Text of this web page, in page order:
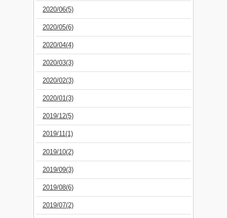
2020/06(5)
2020/05(6)
2020/04(4)
2020/03(3)
2020/02(3)
2020/01(3)
2019/12(5)
2019/11(1)
2019/10(2)
2019/09(3)
2019/08(6)
2019/07(2)